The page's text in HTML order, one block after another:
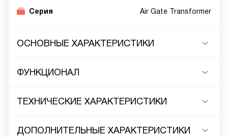
Серия Air Gate Transformer
ОСНОВНЫЕ ХАРАКТЕРИСТИКИ
ФУНКЦИОНАЛ
ТЕХНИЧЕСКИЕ ХАРАКТЕРИСТИКИ
ДОПОЛНИТЕЛЬНЫЕ ХАРАКТЕРИСТИКИ